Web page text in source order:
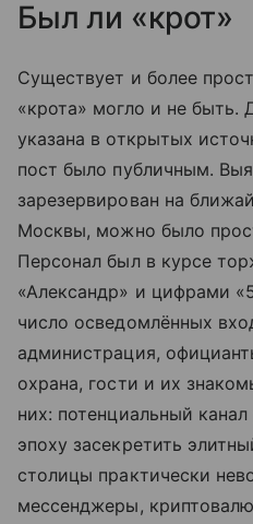
Был ли «крот»
Существует и более
«крота» могло и не быть.
указана в открытых
пост было публичным.
зарезервирован на
Москвы, можно было
Персонал был в курсе
«Александр» и цифрами
число осведомлённых
администрация,
охрана, гости и их
них: потенциальный
эпоху засекретить
столицы практически
мессенджеры,